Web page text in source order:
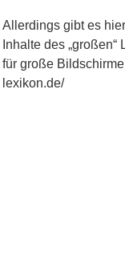
Allerdings gibt es
Inhalte des
für große
lexikon.de/